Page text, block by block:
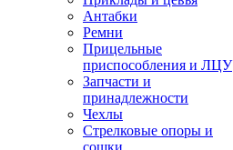
Антабки
Ремни
Прицельные
приспособления и ЛЦУ
Запчасти и
принадлежности
Чехлы
Стрелковые опоры и
сошки